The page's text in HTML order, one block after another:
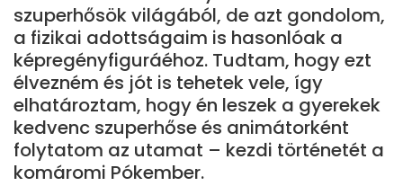
szuperhősök világából, de azt gondolom,
a fizikai adottságaim is hasonlóak a
képregényfiguráéhoz. Tudtam, hogy ezt
élvezném és jót is tehetek vele, így
elhatároztam, hogy én leszek a gyerekek
kedvenc szuperhőse és animátorként
folytatom az utamat – kezdi történetét a
komáromi Pókember.